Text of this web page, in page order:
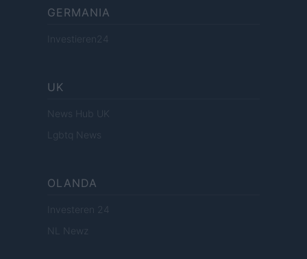
GERMANIA
Investieren24
UK
News Hub UK
Lgbtq News
OLANDA
Investeren 24
NL Newz